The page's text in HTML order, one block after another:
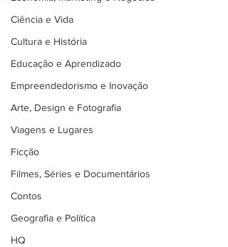
Ciência e Vida
Cultura e História
Educação e Aprendizado
Empreendedorismo e Inovação
Arte, Design e Fotografia
Viagens e Lugares
Ficção
Filmes, Séries e Documentários
Contos
Geografia e Política
HQ